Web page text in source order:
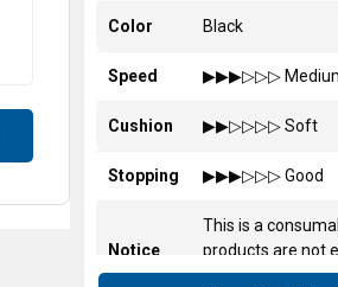
Color Black
Speed ▶︎▶︎▶︎▷▷▷
Cushion ▶︎▶︎▷▷▷▷ Soft
Stopping ▶︎▶︎▶︎▷▷▷ Good
Notice
This is a
products are not
packaging has